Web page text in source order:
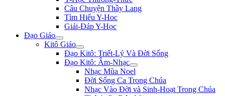
Câu Chuyện Thầy Lang
Tìm Hiểu Y-Hoc
Giải-Đáp Y-Học
Đạo Giáo
Kitô Giáo
Đạo Kitô: Triết-Lý Và Đời Sống
Đạo Kitô: Âm-Nhạc
Nhạc Mùa Noel
Đời Sống Ca Trong Chúa
Nhạc Vào Đời và Sinh-Hoạt Trong Chúa